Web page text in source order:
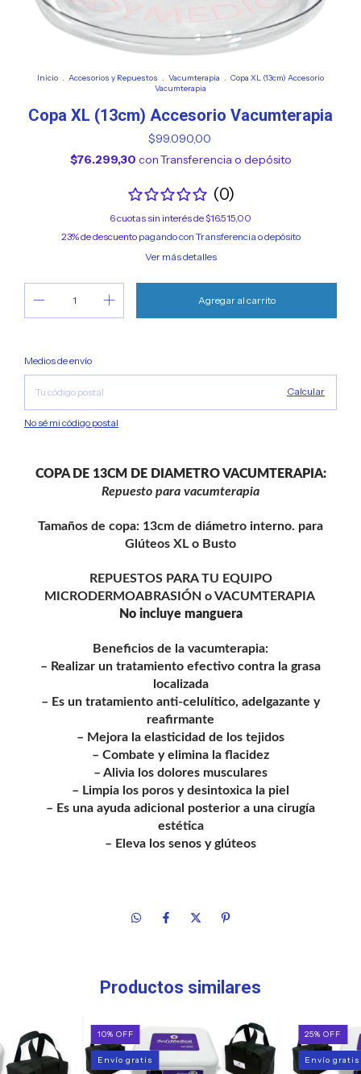
Inicio . Accesorios y Repuestos . Vacumterapia . Copa XL (13cm) Accesorio
Vacumterapia
Copa XL (13cm) Accesorio Vacumterapia
$99.090,00
$76.299,30 conTransferencia o depósito
(0)
6cuotas sin interés de$16.515,00
23% de descuentopagando con Transferencia o depósito
Ver más detalles
Entregas para el CP:
Medios de envío
Calcular
No sé mi código postal
COPA DE 13CM DE DIAMETRO VACUMTERAPIA:
Repuesto para vacumterapia
Tamaños de copa: 13cm de diámetro interno. para
Glúteos XL o Busto
REPUESTOS PARA TU EQUIPO
MICRODERMOABRASIÓN o VACUMTERAPIA
No incluye manguera
Beneficios de la vacumterapia:
– Realizar un tratamiento efectivo contra la grasa
localizada
– Es un tratamiento anti-celulítico, adelgazante y
reafirmante
– Mejora la elasticidad de los tejidos
– Combate y elimina la flacidez
– Alivia los dolores musculares
– Limpia los poros y desintoxica la piel
– Es una ayuda adicional posterior a una cirugía
estética
– Eleva los senos y glúteos
Productos similares
10% OFF
Envío gratis
25%OFF
Envío gratis